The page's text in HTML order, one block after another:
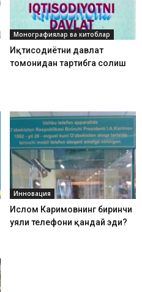
Монографиялар ва китоблар
Иқтисодиётни давлат
томонидан тартибга солиш
Инновация
Ислом Каримовнинг биринчи
уяли телефони қандай эди?